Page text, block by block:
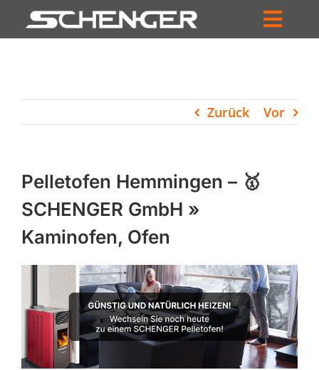
Inhalt
HÄNDLERSUCHE
UNTERNEHMEN
PROFIL
WARENKORB
PRODUCTS
SEARCH
Zurück Vor
Pelletofen Hemmingen – 🥇
SCHENGER GmbH »
Kaminofen, Ofen